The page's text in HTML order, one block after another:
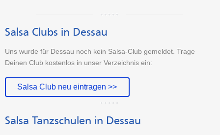
Salsa Clubs in Dessau
Uns wurde für Dessau noch kein Salsa-Club gemeldet. Trage
Deinen Club kostenlos in unser Verzeichnis ein:
Salsa Club neu eintragen >>
Salsa Tanzschulen in Dessau